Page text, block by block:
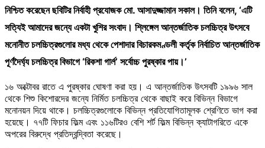
নিশ্চিত করেছেন ছবিটির নির্বাহী প্রযোজক মো. আসাদুজ্জামান সকাল। তিনি বলেন, ‘এটি
সত্যিই আমাদের জন্যে একটা খুশির সংবাদ। শ্লিঙ্গেল আন্তর্জাতিক চলচ্চিত্র উৎসবে
মনোনীত চলচ্চিত্রগুলোর মধ্য থেকে পেশাদার বিচারকমণ্ডলী কর্তৃক নির্বাচিত আন্তর্জাতিক
পূর্ণদৈর্ঘ্য চলচ্চিত্র বিভাগে ‘রিকশা গার্ল’ সর্বোচ্চ পুরষ্কার পায়।’
১৬ অক্টোবর রাতে এ পুরষ্কার ঘোষণা করা হয়। এ আন্তর্জাতিক উৎসবটি ১৯৯৬ সাল
থেকে শিশু কিশোরদের জন্যে নির্মিত চলচ্চিত্র থেকে বাছাই করে বিভিন্ন বিভাগে
মনোনয়ন দিয়ে থাকে। চলচ্চিত্রগুলোকে বিভিন্ন প্রতিযোগিতামূলক শ্রেণিতে ভাগ করা
হয়েছে। ৭৭টি ফিচার ফিল্ম এবং ১১৬টিরও বেশি শর্ট ফিল্ম বিভিন্ন ক্যাটাগরিতে একে
অপরের বিরুদ্ধে প্রতিদ্বন্দ্বিতা করেছে।